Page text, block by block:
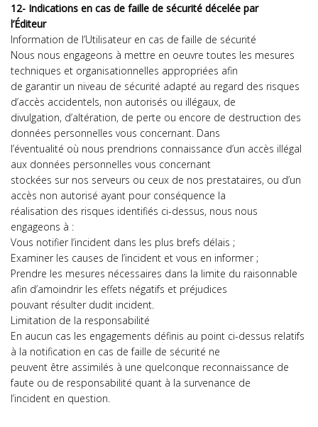
12- Indications en cas de faille de sécurité décelée par
l’Éditeur
Information de l’Utilisateur en cas de faille de sécurité
Nous nous engageons à mettre en oeuvre toutes les mesures
techniques et organisationnelles appropriées afin
de garantir un niveau de sécurité adapté au regard des risques
d’accès accidentels, non autorisés ou illégaux, de
divulgation, d’altération, de perte ou encore de destruction des
données personnelles vous concernant. Dans
l’éventualité où nous prendrions connaissance d’un accès illégal
aux données personnelles vous concernant
stockées sur nos serveurs ou ceux de nos prestataires, ou d’un
accès non autorisé ayant pour conséquence la
réalisation des risques identifiés ci-dessus, nous nous
engageons à :
Vous notifier l’incident dans les plus brefs délais ;
Examiner les causes de l’incident et vous en informer ;
Prendre les mesures nécessaires dans la limite du raisonnable
afin d’amoindrir les effets négatifs et préjudices
pouvant résulter dudit incident.
Limitation de la responsabilité
En aucun cas les engagements définis au point ci-dessus relatifs
à la notification en cas de faille de sécurité ne
peuvent être assimilés à une quelconque reconnaissance de
faute ou de responsabilité quant à la survenance de
l’incident en question.